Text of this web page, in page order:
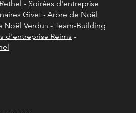
- Soirées d'entreprise
Givet - Arbre de Noël
Noël Verdun - Team-Building
d'entreprise Reims -